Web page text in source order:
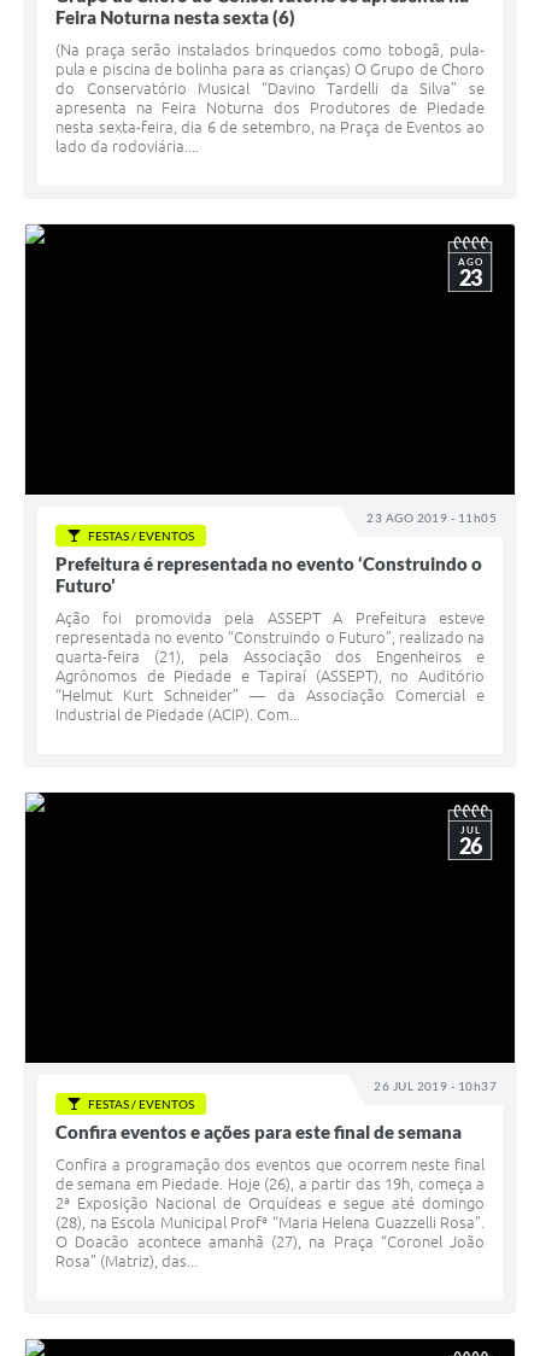
Feira Noturna nesta sexta (6)
(Na praça serão instalados brinquedos como tobogã, pula-
pula e piscina de bolinha para as crianças) O Grupo de Choro
do Conservatório Musical “Davino Tardelli da Silva” se
apresenta na Feira Noturna dos Produtores de Piedade
nesta sexta-feira, dia 6 de setembro, na Praça de Eventos ao
lado da rodoviária....
23 AGO 2019 - 11h05
AGO
23
FESTAS / EVENTOS
Prefeitura é representada no evento ‘Construindo o
Futuro’
Ação foi promovida pela ASSEPT A Prefeitura esteve
representada no evento “Construindo o Futuro”, realizado na
quarta-feira (21), pela Associação dos Engenheiros e
Agrônomos de Piedade e Tapiraí (ASSEPT), no Auditório
“Helmut Kurt Schneider” — da Associação Comercial e
Industrial de Piedade (ACIP). Com...
26 JUL 2019 - 10h37
JUL
26
FESTAS / EVENTOS
Confira eventos e ações para este final de semana
Confira a programação dos eventos que ocorrem neste final
de semana em Piedade. Hoje (26), a partir das 19h, começa a
2ª Exposição Nacional de Orquídeas e segue até domingo
(28), na Escola Municipal Profª “Maria Helena Guazzelli Rosa”.
O Doacão acontece amanhã (27), na Praça “Coronel João
Rosa” (Matriz), das...